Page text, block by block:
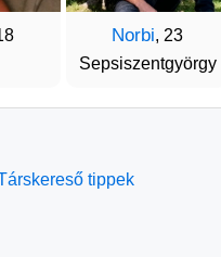
Norbi, 23
Sepsiszentgyörgy
tippek